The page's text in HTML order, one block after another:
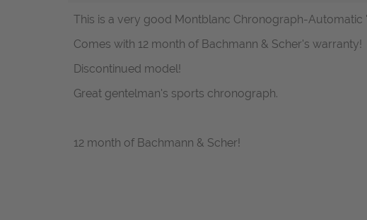
This is a very good Montblanc Chronograph-Automatic
Comes with 12 month of Bachmann & Scher's warranty!
Discontinued model!
Great gentelman's sports chronograph.
12 month of Bachmann & Scher!